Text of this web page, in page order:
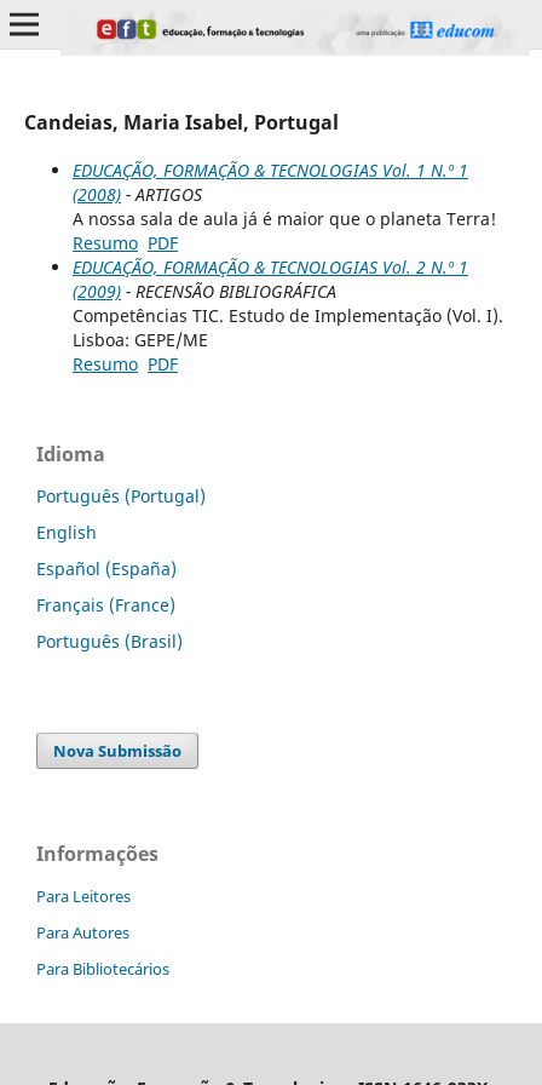
Candeias, Maria Isabel, Portugal
EDUCAÇÃO, FORMAÇÃO & TECNOLOGIAS Vol. 1 N.º 1
(2008)- ARTIGOS
A nossa sala de aula já é maior que o planeta Terra!
Resumo PDF
EDUCAÇÃO, FORMAÇÃO & TECNOLOGIAS Vol. 2 N.º 1
(2009)- RECENSÃO BIBLIOGRÁFICA
Competências TIC. Estudo de Implementação (Vol. I).
Lisboa: GEPE/ME
Resumo PDF
Idioma
Português (Portugal)
English
Español (España)
Français (France)
Português (Brasil)
Nova Submissão
Informações
Para Leitores
Para Autores
Para Bibliotecários